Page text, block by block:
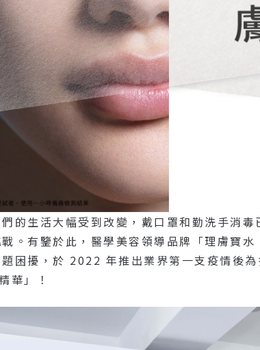
的生活大幅受到改變，戴口罩和勤洗手消
。有鑒於此，醫學美容領導品牌「理膚寶
困擾，於 2022 年推出業界第一支疫情後
華」！